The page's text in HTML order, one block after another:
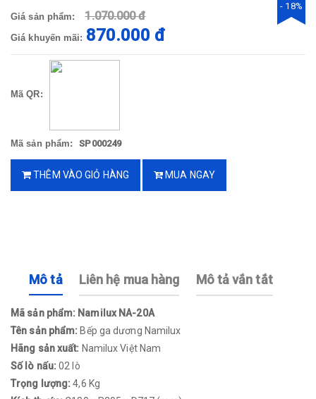
Giá sản phẩm: 1.070.000 đ
Giá khuyến mãi: 870.000 đ
- 18%
Mã QR:
Mã sản phẩm: SP000249
THÊM VÀO GIỎ HÀNG MUA NGAY
Mô tả Liên hệ mua hàng Mô tả vắn tắt
Mã sản phẩm: Namilux NA-20A
Tên sản phẩm:Bếp ga dương Namilux
Hãng sản xuất: Namilux Việt Nam
Số lò nấu: 02 lò
Trọng lượng:4,6 Kg